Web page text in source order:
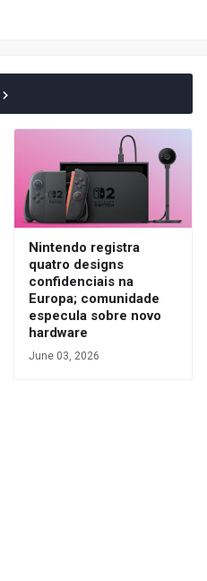
Nintendo registra
quatro designs
confidenciais na
Europa; comunidade
especula sobre novo
hardware
June 03, 2026